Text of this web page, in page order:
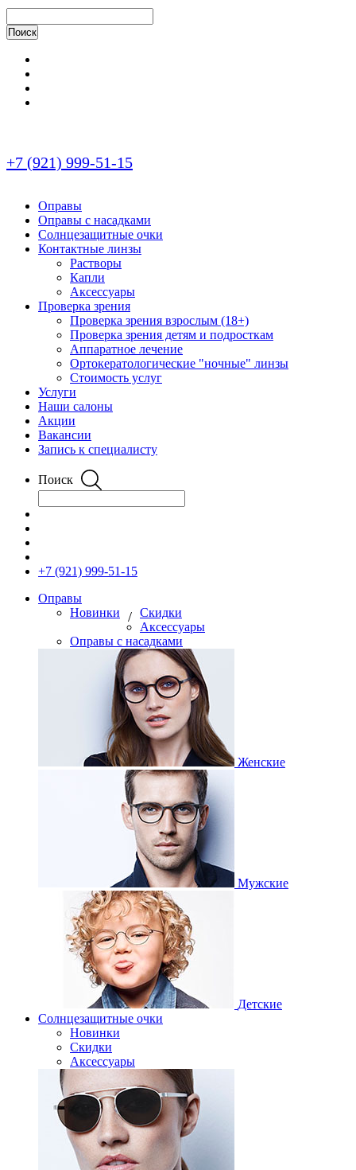
+7 (921) 999-51-15
Оправы
Оправы с насадками
Солнцезащитные очки
Контактные линзы
Растворы
Капли
Аксессуары
Проверка зрения
Проверка зрения взрослым (18+)
Проверка зрения детям и подросткам
Аппаратное лечение
Ортокератологические "ночные" линзы
Стоимость услуг
Услуги
Наши салоны
Акции
Вакансии
Запись к специалисту
Поиск
+7 (921) 999-51-15
Оправы
Новинки
/ Скидки
Аксессуары
Оправы с насадками
Женские
Мужские
Детские
Солнцезащитные очки
Новинки
Скидки
Аксессуары